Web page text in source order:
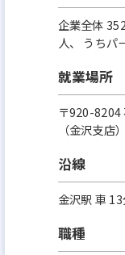
企業全体
人、 うちパ
就業場所
〒920-8204
（金沢支店）
沿線
金沢駅 車
職種